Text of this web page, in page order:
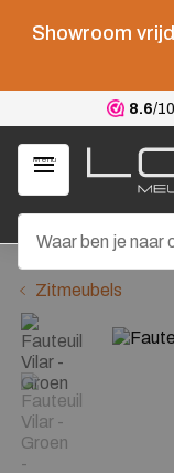
Showroom
8.6/
Menu
Zitmeubels